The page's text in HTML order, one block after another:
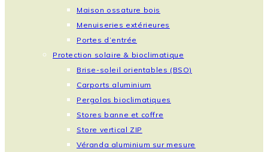
Maison ossature bois
Menuiseries extérieures
Portes d’entrée
Protection solaire & bioclimatique
Brise-soleil orientables (BSO)
Carports aluminium
Pergolas bioclimatiques
Stores banne et coffre
Store vertical ZIP
Véranda aluminium sur mesure